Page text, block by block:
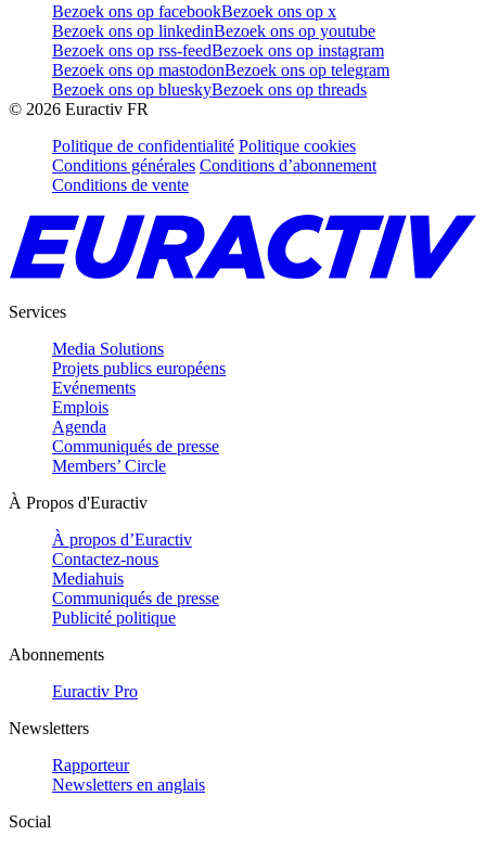
Bezoek ons op facebookBezoek ons op x
Bezoek ons op linkedinBezoek ons op youtube
Bezoek ons op rss-feedBezoek ons op instagram
Bezoek ons op mastodonBezoek ons op telegram
Bezoek ons op blueskyBezoek ons op threads
© 2026 Euractiv FR
Politique de confidentialité Politique cookies
Conditions générales Conditions d’abonnement
Conditions de vente
Services
Media Solutions
Projets publics européens
Evénements
Emplois
Agenda
Communiqués de presse
Members’ Circle
À Propos d'Euractiv
À propos d’Euractiv
Contactez-nous
Mediahuis
Communiqués de presse
Publicité politique
Abonnements
Euractiv Pro
Newsletters
Rapporteur
Newsletters en anglais
Social